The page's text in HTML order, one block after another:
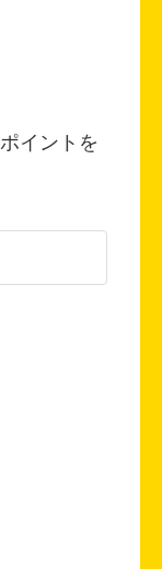
イントを